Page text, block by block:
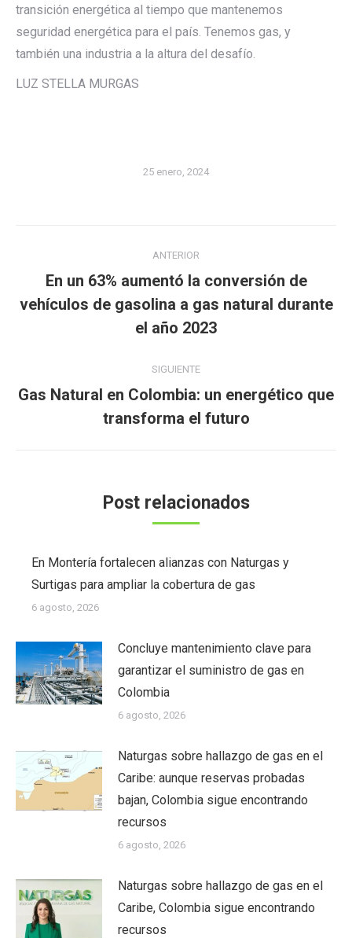
transición energética al tiempo que mantenemos
seguridad energética para el país. Tenemos gas, y
también una industria a la altura del desafío.
LUZ STELLA MURGAS
25 enero, 2024
entre
publicaciones
ANTERIOR
Publicación
anterior:
En un 63% aumentó la conversión de
vehículos de gasolina a gas natural durante
el año 2023
SIGUIENTE
Publicación
siguiente:
Gas Natural en Colombia: un energético que
transforma el futuro
Post relacionados
En Montería fortalecen alianzas con Naturgas y
Surtigas para ampliar la cobertura de gas
6 agosto, 2026
Concluye mantenimiento clave para
garantizar el suministro de gas en
Colombia
6 agosto, 2026
Naturgas sobre hallazgo de gas en el
Caribe: aunque reservas probadas
bajan, Colombia sigue encontrando
recursos
6 agosto, 2026
Naturgas sobre hallazgo de gas en el
Caribe, Colombia sigue encontrando
recursos